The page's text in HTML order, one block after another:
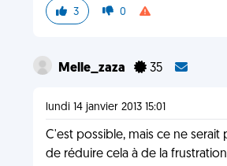
3 0
Melle_zaza 35
lundi 14 janvier 2013 15:01
C'est possible, mais ce ne serait
de réduire cela à de la frustration